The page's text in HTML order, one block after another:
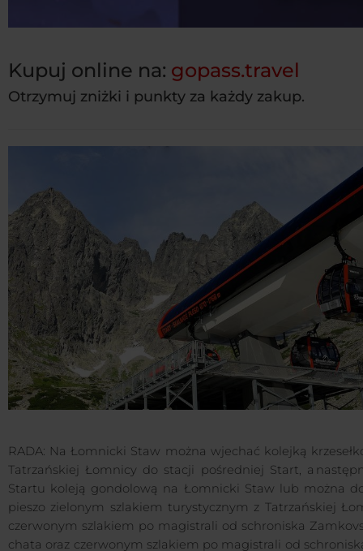
Kupuj online na: gopass.travel
Otrzymuj zniżki i punkty za każdy zakup.
RADA: Na Łomnicki Staw można wjechać kolejką
Tatrzańskiej Łomnicy do stacji pośredniej Start, a
Startu koleją gondolową na Łomnicki Staw lub można
pieszo zielonym szlakiem turystycznym z Tatrzańskiej
czerwonym szlakiem po magistrali od schroniska
chata oraz czerwonym szlakiem po magistrali od